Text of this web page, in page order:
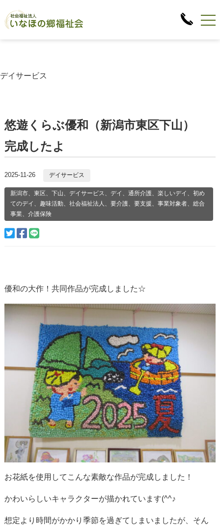
デイサービス
悠遊くらぶ優和（新潟市東区下山）
完成したよ
2025-11-26 デイサービス
新潟市、東区、下山、デイサービス、デイ、通所介護、楽しいデイ、初め
てのデイ、趣味活動、社会福祉法人、要介護、要支援、事業対象者、総合
事業、介護保険
優和の大作！共同作品が完成しました☆
お花紙を使用してこんな素敵な作品が完成しました！
かわいらしいキャラクターが描かれています(^^♪
想定より時間がかかり季節を過ぎてしまいましたが、そん